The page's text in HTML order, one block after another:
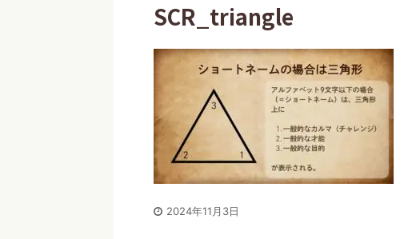
SCR_triangle
2024年11月3日